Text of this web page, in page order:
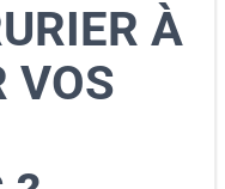
À
VOS